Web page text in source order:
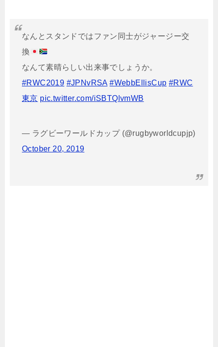
なんとスタンドではファン同士がジャージー交
換
なんて素晴らしい出来事でしょうか。
#RWC2019 #JPNvRSA #WebbEllisCup #RWC
東京 pic.twitter.com/iSBTQlvmWB
— ラグビーワールドカップ (@rugbyworldcupjp)
October 20, 2019